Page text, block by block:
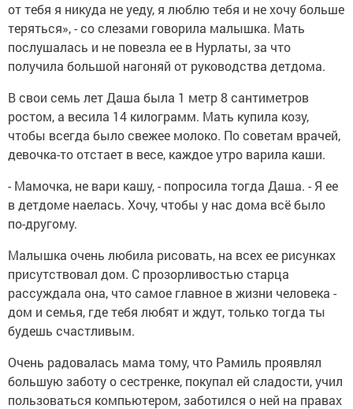
от тебя я никуда не уеду, я люблю тебя и не хочу больше
теряться», - со слезами говорила малышка. Мать
послушалась и не повезла ее в Нурлаты, за что
получила большой нагоняй от руководства детдома.
В свои семь лет Даша была 1 метр 8 сантиметров
ростом, а весила 14 килограмм. Мать купила козу,
чтобы всегда было свежее молоко. По советам врачей,
девочка-то отстает в весе, каждое утро варила каши.
- Мамочка, не вари кашу, - попросила тогда Даша. - Я ее
в детдоме наелась. Хочу, чтобы у нас дома всё было
по-другому.
Малышка очень любила рисовать, на всех ее рисунках
присутствовал дом. С прозорливостью старца
рассуждала она, что самое главное в жизни человека -
дом и семья, где тебя любят и ждут, только тогда ты
будешь счастливым.
Очень радовалась мама тому, что Рамиль проявлял
большую заботу о сестренке, покупал ей сладости, учил
пользоваться компьютером, заботился о ней на правах